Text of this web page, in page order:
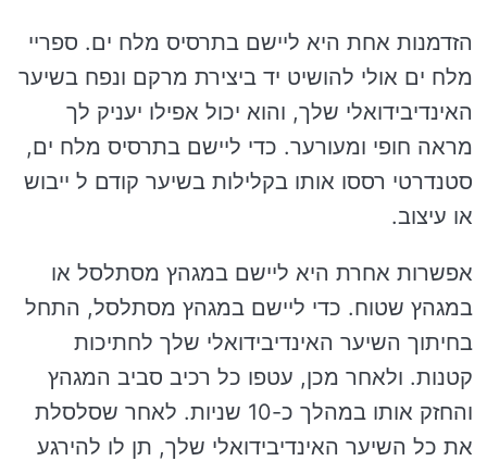
הזדמנות אחת היא ליישם בתרסיס מלח ים. ספריי
מלח ים אולי להושיט יד ביצירת מרקם ונפח בשיער
האינדיבידואלי שלך, והוא יכול אפילו יעניק לך
מראה חופי ומעורער. כדי ליישם בתרסיס מלח ים,
סטנדרטי רססו אותו בקלילות בשיער קודם ל ייבוש
או עיצוב.
אפשרות אחרת היא ליישם במגהץ מסתלסל או
במגהץ שטוח. כדי ליישם במגהץ מסתלסל, התחל
בחיתוך השיער האינדיבידואלי שלך לחתיכות
קטנות. ולאחר מכן, עטפו כל רכיב סביב המגהץ
והחזק אותו במהלך כ-10 שניות. לאחר שסלסלת
את כל השיער האינדיבידואלי שלך, תן לו להירגע